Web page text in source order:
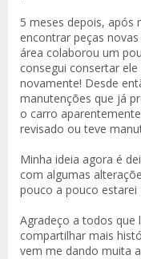
5 meses depois, após
encontrar peças
área colaborou um
consegui consertar
novamente! Desde
manutenções que já
o carro
revisado ou teve
Minha ideia agora é
com algumas
pouco a pouco
Agradeço a todos que
compartilhar mais
vem me dando muita